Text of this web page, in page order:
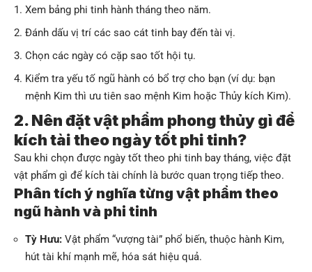
Xem bảng phi tinh hành tháng theo năm.
Đánh dấu vị trí các sao cát tinh bay đến tài vị.
Chọn các ngày có cặp sao tốt hội tụ.
Kiểm tra yếu tố ngũ hành có bổ trợ cho bạn (ví dụ: bạn
mệnh Kim thì ưu tiên sao mệnh Kim hoặc Thủy kích Kim).
2. Nên đặt vật phẩm phong thủy gì để
kích tài theo ngày tốt phi tinh?
Sau khi chọn được ngày tốt theo phi tinh bay tháng, việc đặt
vật phẩm gì để kích tài chính là bước quan trọng tiếp theo.
Phân tích ý nghĩa từng vật phẩm theo
ngũ hành và phi tinh
Tỳ Hưu: Vật phẩm “vượng tài” phổ biến, thuộc hành Kim,
hút tài khí mạnh mẽ, hóa sát hiệu quả.